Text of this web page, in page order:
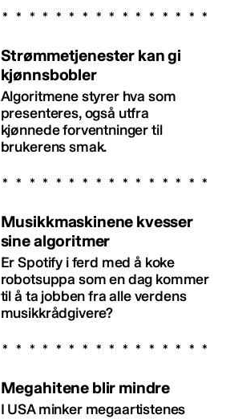
Strømmetjenester kan gi
kjønnsbobler
Algoritmene styrer hva som
presenteres, også utfra
kjønnede forventninger til
brukerens smak.
Musikkmaskinene kvesser
sine algoritmer
Er Spotify i ferd med å koke
robotsuppa som en dag kommer
til å ta jobben fra alle verdens
musikkrådgivere?
Megahitene blir mindre
I USA minker megaartistenes